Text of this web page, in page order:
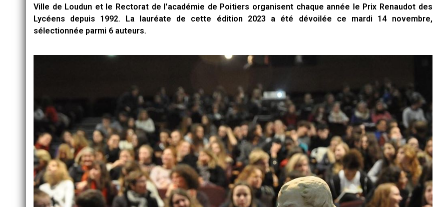
Ville de Loudun et le Rectorat de l'académie de Poitiers organisent chaque année le Prix Renaudot des
Lycéens depuis 1992. La lauréate de cette édition 2023 a été dévoilée ce mardi 14 novembre,
sélectionnée parmi 6 auteurs.